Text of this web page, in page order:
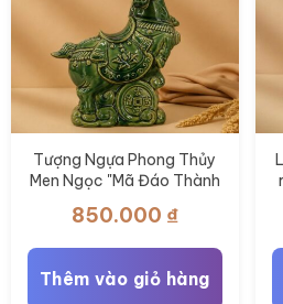
Tượng Ngựa Phong Thủy
Men Ngọc "Mã Đáo Thành
850.000 ₫
Thêm vào giỏ hàng